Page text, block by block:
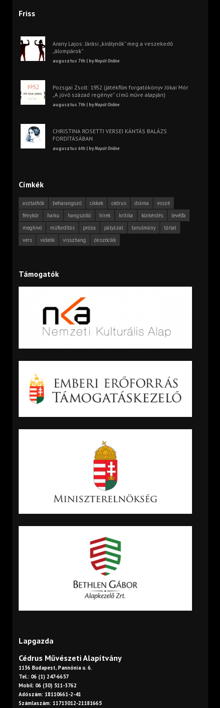
Friss
Arany Lajos: Járási „királynők” meg a veszekedő
„álompárok”
augusztus 7th | byNapút Online
Pozsgai Zsolt: 1952 (játékfilm forgatókönyv Jókai Mór
„A jövő század regénye” című műve alapján)
augusztus 7th | byNapút Online
CHRISTINA ROSETTI VERSEI KÁNTÁS BALÁZS
FORDÍTÁSÁBAN
augusztus 6th | byNapút Online
Címkék
asztalfiók beharangozó cikkek cédrus dráma
esszé
fénykör
haiku hangszóló hírek kritika körkérdés
levélfa
meghívó
műfordítás próza pályázat tanulmány
tárlat
vers
videók visszhang önszócikk
Támogatók
Lapgazda
Cédrus Művészeti Alapítvány
1136 Budapest, Pannónia u. 6.
Tel.: 06 (1) 247-6657
Mobil: 06 (30) 511-3762
Adószám: 18110661-2-41
Számlaszám: 11713012-21181665